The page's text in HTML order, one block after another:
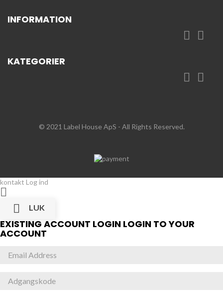
INFORMATION
 
KATEGORIER
 
© 2021 Label House ApS - All Rights Reserved.
kontakt Log ind


LUK
EXISTING ACCOUNT LOGIN LOGIN TO YOUR
ACCOUNT